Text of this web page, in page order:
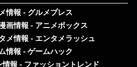
情報 - グルメプレス
画情報 - アニメボックス
メ情報 - エンタメラッシュ
情報 - ゲームハック
情報 - ファッショントレンド